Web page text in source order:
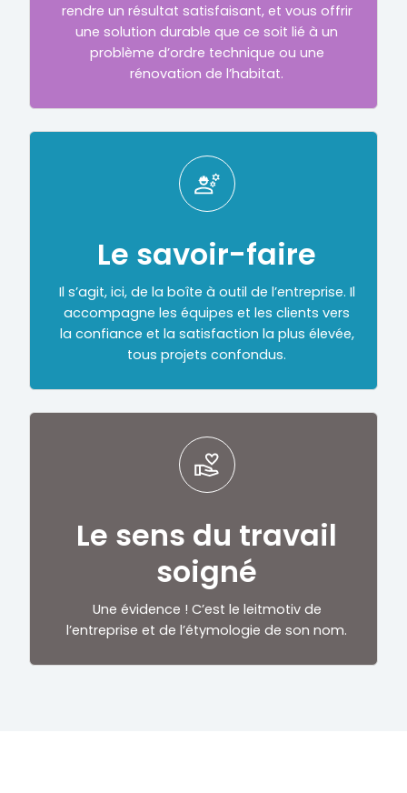
rendre un résultat satisfaisant, et vous offrir
une solution durable que ce soit lié à un
problème d’ordre technique ou une
rénovation de l’habitat.
Le savoir-faire
Il s’agit, ici, de la boîte à outil de l’entreprise. Il
accompagne les équipes et les clients vers
la confiance et la satisfaction la plus élevée,
tous projets confondus.
Le sens du travail
soigné
Une évidence ! C’est le leitmotiv de
l’entreprise et de l’étymologie de son nom.